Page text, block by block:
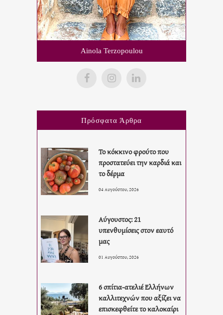
Ainola Terzopoulou
Πρόσφατα Άρθρα
Το κόκκινο φρούτο που
προστατεύει την καρδιά και
το δέρμα
04 Αυγούστου, 2026
Αύγουστος: 21
υπενθυμίσεις στον εαυτό
μας
01 Αυγούστου, 2026
6 σπίτια-ατελιέ Ελλήνων
καλλιτεχνών που αξίζει να
επισκεφθείτε το καλοκαίρι